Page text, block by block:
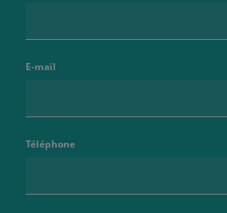
E-mail
Téléphone